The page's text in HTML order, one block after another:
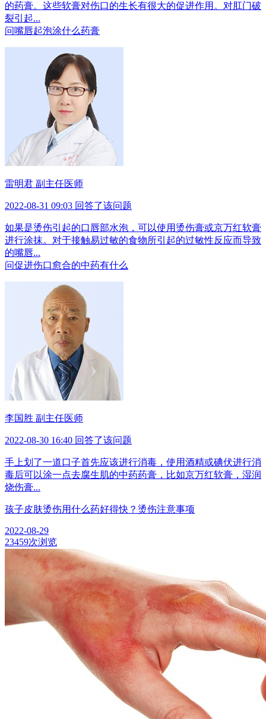
的药膏。这些软膏对伤口的生长有很大的促进作用。对肛门破
裂引起...
问嘴唇起泡涂什么药膏
雷明君 副主任医师
2022-08-31 09:03 回答了该问题
如果是烫伤引起的口唇部水泡，可以使用烫伤膏或京万红软膏
进行涂抹。对于接触易过敏的食物所引起的过敏性反应而导致
的嘴唇...
问促进伤口愈合的中药有什么
李国胜 副主任医师
2022-08-30 16:40 回答了该问题
手上划了一道口子首先应该进行消毒，使用酒精或碘伏进行消
毒后可以涂一点去腐生肌的中药药膏，比如京万红软膏，湿润
烧伤膏...
孩子皮肤烫伤用什么药好得快？烫伤注意事项
2022-08-29
23459次浏览